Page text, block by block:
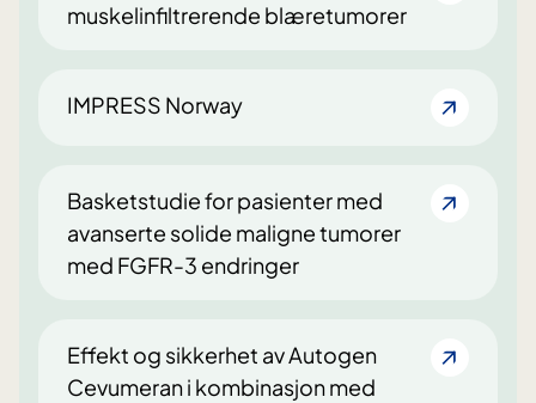
muskelinfiltrerende blæretumorer
IMPRESS Norway
Basketstudie for pasienter med
avanserte solide maligne tumorer
med FGFR-3 endringer
Effekt og sikkerhet av Autogen
Cevumeran i kombinasjon med